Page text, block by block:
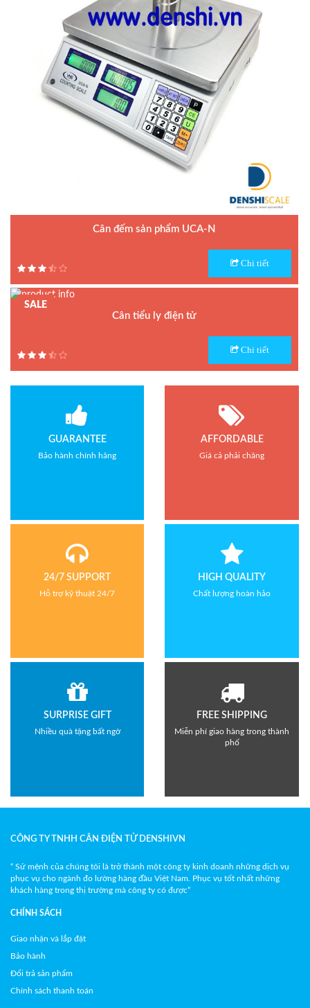
Cân đếm sản phẩm UCA-N
Hãng sản xuất : UTE - Taiwan
Bảo hành: 1.5 năm
Chi tiết
SALE
Cân tiểu ly điện tử
Hãng sản xuất : Jadever
Chi tiết
GUARANTEE
Bảo hành chính hãng
AFFORDABLE
Giá cả phải chăng
24/7 SUPPORT
Hỗ trợ kỹ thuật 24/7
HIGH QUALITY
Chất lượng hoàn hảo
SURPRISE GIFT
Nhiều quà tặng bất ngờ
FREE SHIPPING
Miễn phí giao hàng trong thành
phố
CÔNG TY TNHH CÂN ĐIỆN TỬ DENSHIVN
“ Sứ mệnh của chúng tôi là trở thành một công ty kinh doanh những dịch vụ
phục vụ cho ngành đo lường hàng đầu Việt Nam. Phục vụ tốt nhất những
khách hàng trong thị trường mà công ty có được”
CHÍNH SÁCH
Giao nhận và lắp đặt
Bảo hành
Đổi trả sản phẩm
Chính sách thanh toán